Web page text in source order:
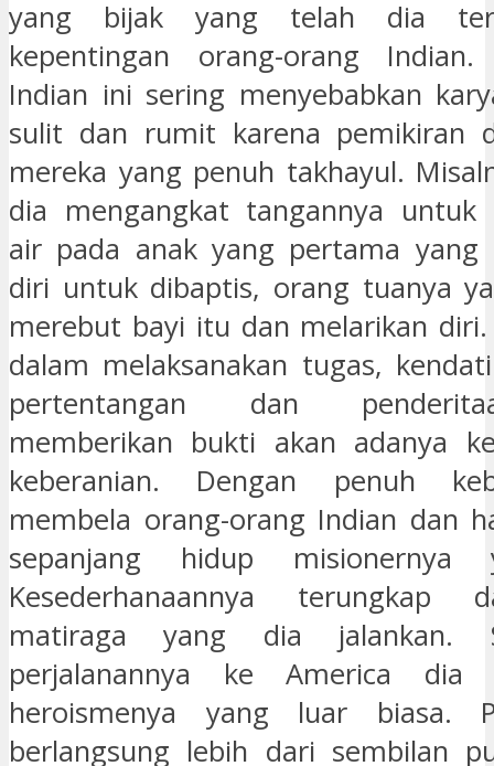
yang bijak yang telah dia
kepentingan orang-orang Indian.
Indian ini sering menyebabkan
sulit dan rumit karena pemikiran
mereka yang penuh takhayul.
dia mengangkat tangannya untuk
air pada anak yang pertama yang
diri untuk dibaptis, orang tuanya
merebut bayi itu dan melarikan diri.
dalam melaksanakan tugas,
pertentangan dan
memberikan bukti akan adanya
keberanian. Dengan penuh
membela orang-orang Indian dan
sepanjang hidup misionernya
Kesederhanaannya terungkap
matiraga yang dia jalankan.
perjalanannya ke America dia
heroismenya yang luar biasa.
berlangsung lebih dari sembilan